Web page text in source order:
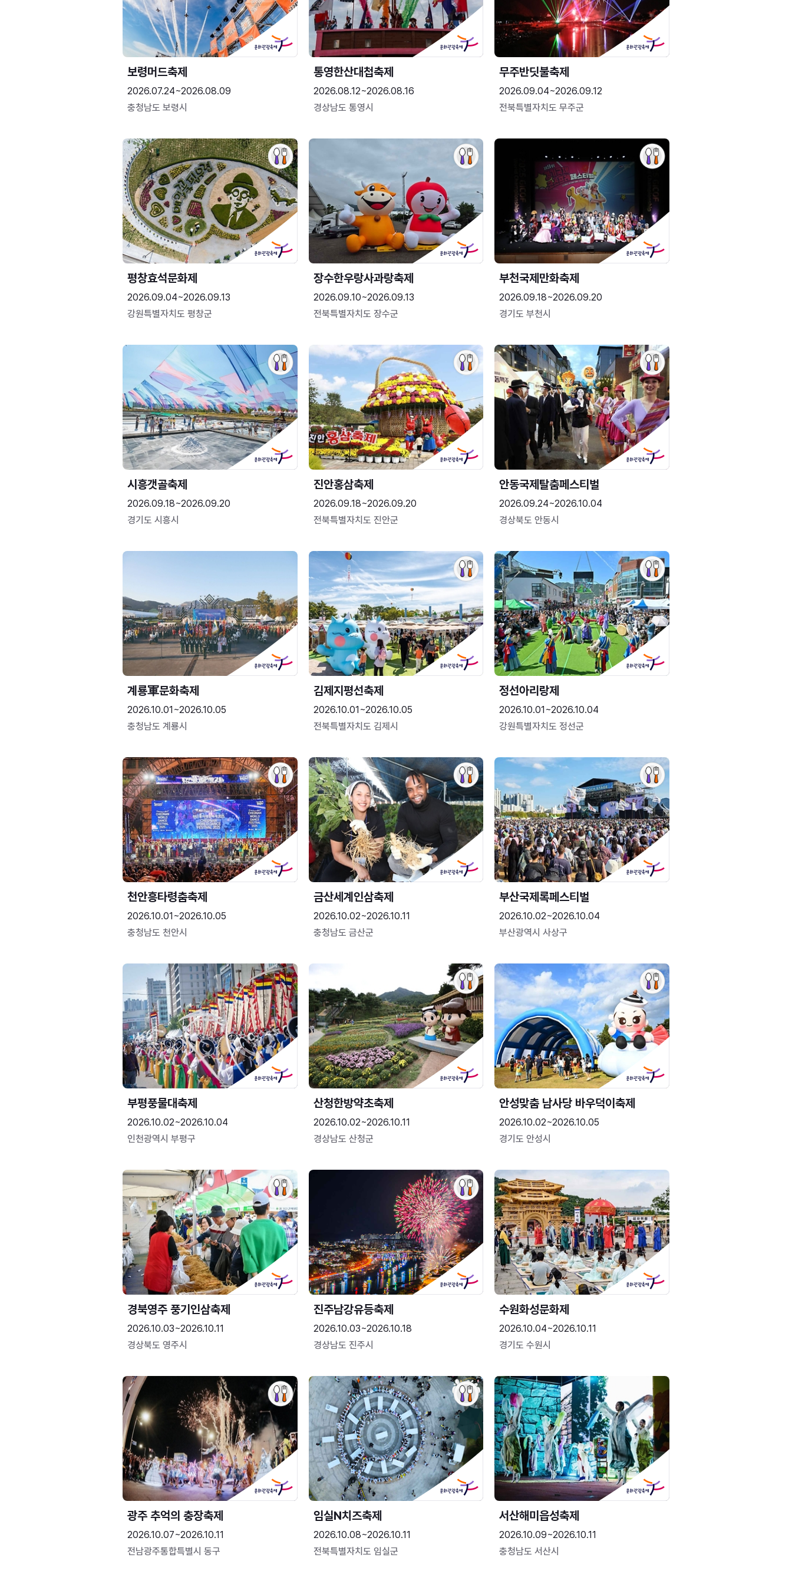
보령머드축제
2026.07.24~2026.08.09
충청남도 보령시
통영한산대첩축제
2026.08.12~2026.08.16
경상남도 통영시
무주반딧불축제
2026.09.04~2026.09.12
전북특별자치도 무주군
평창효석문화제
2026.09.04~2026.09.13
강원특별자치도 평창군
장수한우랑사과랑축제
2026.09.10~2026.09.13
전북특별자치도 장수군
부천국제만화축제
2026.09.18~2026.09.20
경기도 부천시
시흥갯골축제
2026.09.18~2026.09.20
경기도 시흥시
진안홍삼축제
2026.09.18~2026.09.20
전북특별자치도 진안군
안동국제탈춤페스티벌
2026.09.24~2026.10.04
경상북도 안동시
2026.10.01~2026.10.05
충청남도 계룡시
김제지평선축제
2026.10.01~2026.10.05
전북특별자치도 김제시
정선아리랑제
2026.10.01~2026.10.04
강원특별자치도 정선군
천안흥타령춤축제
2026.10.01~2026.10.05
충청남도 천안시
금산세계인삼축제
2026.10.02~2026.10.11
충청남도 금산군
부산국제록페스티벌
2026.10.02~2026.10.04
부산광역시 사상구
부평풍물대축제
2026.10.02~2026.10.04
인천광역시 부평구
산청한방약초축제
2026.10.02~2026.10.11
경상남도 산청군
안성맞춤 남사당 바우덕이축제
2026.10.02~2026.10.05
경기도 안성시
경북영주 풍기인삼축제
2026.10.03~2026.10.11
경상북도 영주시
진주남강유등축제
2026.10.03~2026.10.18
경상남도 진주시
수원화성문화제
2026.10.04~2026.10.11
경기도 수원시
광주 추억의 충장축제
2026.10.07~2026.10.11
전남광주통합특별시 동구
임실N치즈축제
2026.10.08~2026.10.11
전북특별자치도 임실군
서산해미읍성축제
2026.10.09~2026.10.11
충청남도 서산시